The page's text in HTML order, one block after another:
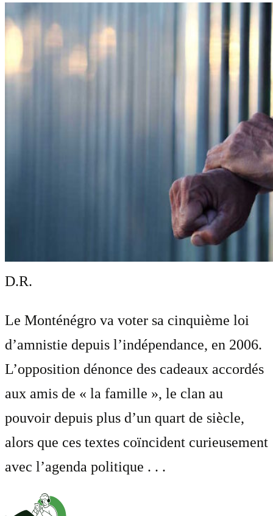
D.R.
Le Monténégro va voter sa cinquième loi
d’amnistie depuis l’indépendance, en 2006.
L’opposition dénonce des cadeaux accordés
aux amis de « la famille », le clan au
pouvoir depuis plus d’un quart de siècle,
alors que ces textes coïncident curieusement
avec l’agenda politique . . .